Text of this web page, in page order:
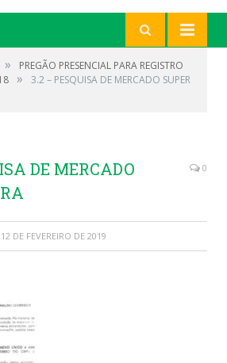
»
PREGÃO PRESENCIAL PARA REGISTRO
»
3.2 – PESQUISA DE MERCADO SUPER
DE MERCADO
0
12 DE FEVEREIRO DE 2019